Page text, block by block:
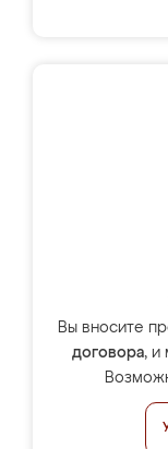
Вы вносите
договора, и